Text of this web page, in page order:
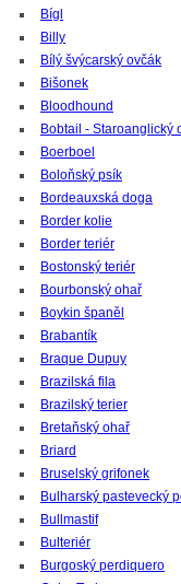
Bígl
Billy
Bílý švýcarský ovčák
Bišonek
Bloodhound
Bobtail - Staroanglický
Boerboel
Boloňský psík
Bordeauxská doga
Border kolie
Border teriér
Bostonský teriér
Bourbonský ohař
Boykin španěl
Brabantík
Braque Dupuy
Brazilská fila
Brazilský terier
Bretaňský ohař
Briard
Bruselský grifonek
Bulharský pastevecký
Bullmastif
Bulteriér
Burgoský perdiquero